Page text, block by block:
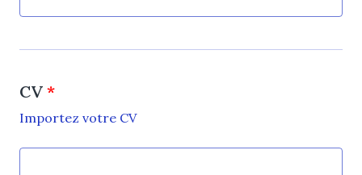
CV *
Importez votre CV